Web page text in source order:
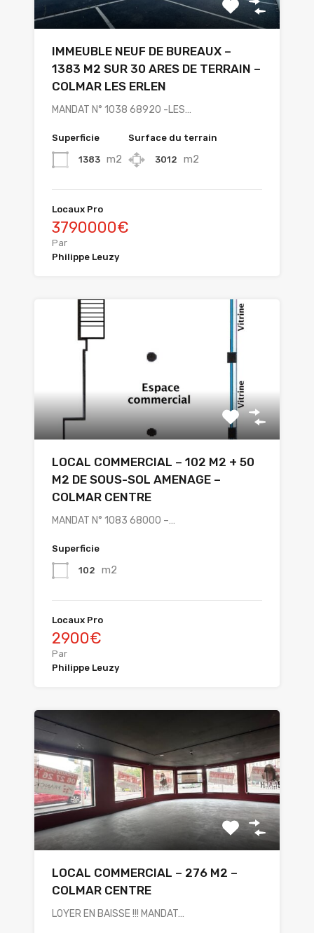
IMMEUBLE NEUF DE BUREAUX –
1383 M2 SUR 30 ARES DE TERRAIN –
COLMAR LES ERLEN
MANDAT N° 1038 68920 -LES…
Superficie
1383 m2
Surface du terrain
3012 m2
Locaux Pro
3790000€
Par
Philippe Leuzy
LOCAL COMMERCIAL – 102 M2 + 50
M2 DE SOUS-SOL AMENAGE –
COLMAR CENTRE
MANDAT N° 1083 68000 –…
Superficie
102 m2
Locaux Pro
2900€
Par
Philippe Leuzy
LOCAL COMMERCIAL – 276 M2 –
COLMAR CENTRE
LOYER EN BAISSE !!! MANDAT…